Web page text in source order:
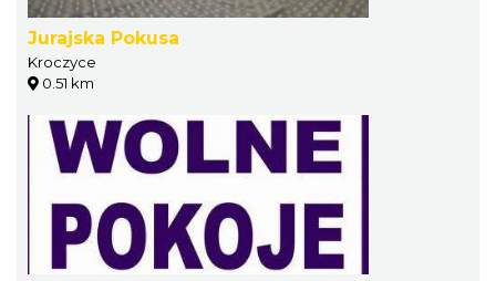
Jurajska Pokusa
Kroczyce
0.51 km